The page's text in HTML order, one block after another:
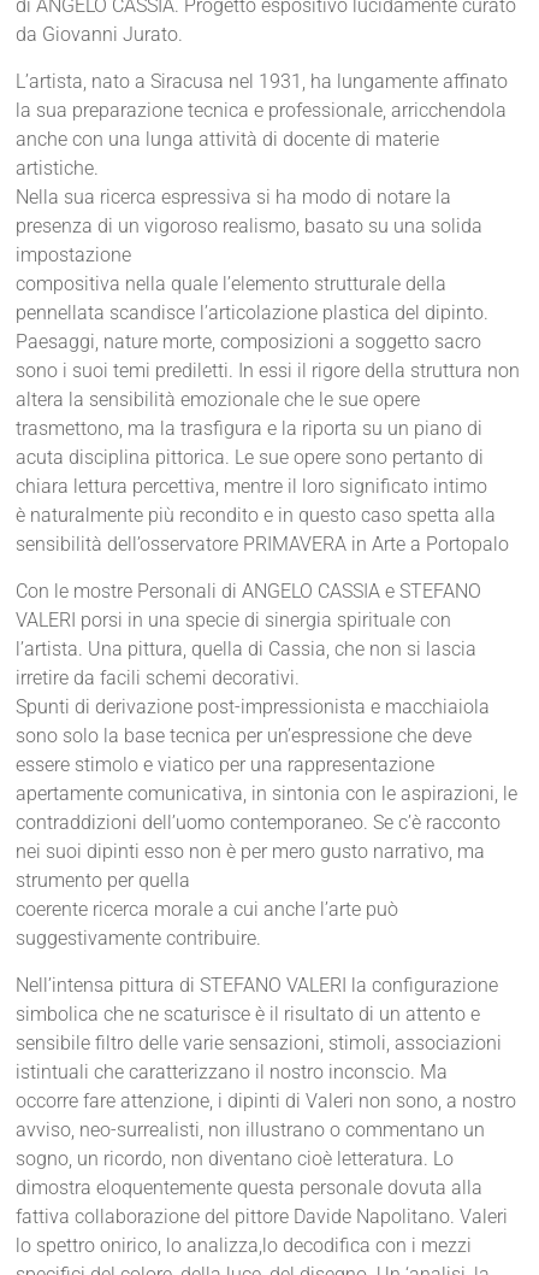
di ANGELO CASSIA. Progetto espositivo lucidamente curato
da Giovanni Jurato.
L’artista, nato a Siracusa nel 1931, ha lungamente affinato
la sua preparazione tecnica e professionale, arricchendola
anche con una lunga attività di docente di materie
artistiche.
Nella sua ricerca espressiva si ha modo di notare la
presenza di un vigoroso realismo, basato su una solida
impostazione
compositiva nella quale l’elemento strutturale della
pennellata scandisce l’articolazione plastica del dipinto.
Paesaggi, nature morte, composizioni a soggetto sacro
sono i suoi temi prediletti. In essi il rigore della struttura non
altera la sensibilità emozionale che le sue opere
trasmettono, ma la trasfigura e la riporta su un piano di
acuta disciplina pittorica. Le sue opere sono pertanto di
chiara lettura percettiva, mentre il loro significato intimo
è naturalmente più recondito e in questo caso spetta alla
sensibilità dell’osservatore PRIMAVERA in Arte a Portopalo
Con le mostre Personali di ANGELO CASSIA e STEFANO
VALERI porsi in una specie di sinergia spirituale con
l’artista. Una pittura, quella di Cassia, che non si lascia
irretire da facili schemi decorativi.
Spunti di derivazione post-impressionista e macchiaiola
sono solo la base tecnica per un’espressione che deve
essere stimolo e viatico per una rappresentazione
apertamente comunicativa, in sintonia con le aspirazioni, le
contraddizioni dell’uomo contemporaneo. Se c’è racconto
nei suoi dipinti esso non è per mero gusto narrativo, ma
strumento per quella
coerente ricerca morale a cui anche l’arte può
suggestivamente contribuire.
Nell’intensa pittura di STEFANO VALERI la configurazione
simbolica che ne scaturisce è il risultato di un attento e
sensibile filtro delle varie sensazioni, stimoli, associazioni
istintuali che caratterizzano il nostro inconscio. Ma
occorre fare attenzione, i dipinti di Valeri non sono, a nostro
avviso, neo-surrealisti, non illustrano o commentano un
sogno, un ricordo, non diventano cioè letteratura. Lo
dimostra eloquentemente questa personale dovuta alla
fattiva collaborazione del pittore Davide Napolitano. Valeri
lo spettro onirico, lo analizza,lo decodifica con i mezzi